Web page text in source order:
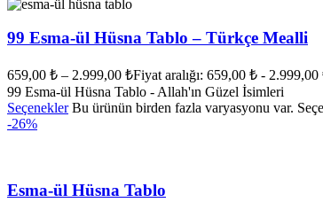
99 Esma-ül Hüsna Tablo – Türkçe Mealli
659,00 ₺ – 2.999,00 ₺Fiyat aralığı: 659,00 ₺ - 2.999,00
99 Esma-ül Hüsna Tablo - Allah'ın Güzel İsimleri
Seçenekler Bu ürünün birden fazla varyasyonu var.
-26%
Esma-ül Hüsna Tablo